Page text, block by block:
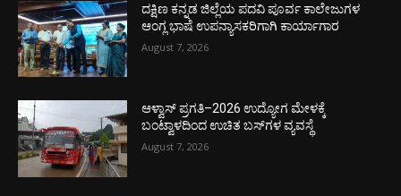
ದಕ್ಷಿಣ ಕನ್ನಡ ಜಿಲ್ಲೆಯ ಪದವಿ ಪೂರ್ವ ಕಾಲೇಜುಗಳ
ಆಂಗ್ಲ ಭಾಷೆ ಉಪನ್ಯಾಸಕರಿಗಾಗಿ ಕಾರ್ಯಾಗಾರ
August 7, 2026
ಆಳ್ವಾಸ್ ಪ್ರಗತಿ–2026 ಉದ್ಯೋಗ ಮೇಳಕ್ಕೆ
ಬಂಟ್ವಾಳದಿಂದ ಉಚಿತ ಬಸ್‌ಗಳ ವ್ಯವಸ್ಥೆ
August 7, 2026